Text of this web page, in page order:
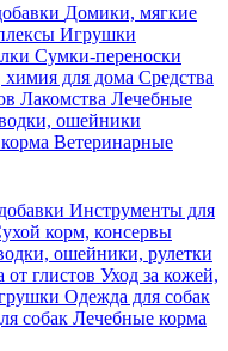
Домики, мягкие
Игрушки
Сумки-переноски
для дома Средства
Лакомства Лечебные
ошейники
Ветеринарные
Инструменты для
корм, консервы
ошейники, рулетки
от глистов Уход за кожей,
Одежда для собак
собак Лечебные корма